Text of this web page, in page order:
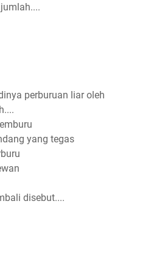
perburuan liar oleh
yang tegas
disebut....